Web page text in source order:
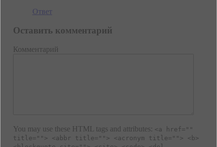
Ответ
Оставить комментарий
Комментарий
You may use these HTML tags and attributes: <a href=""
title=""> <abbr title=""> <acronym title=""> <b>